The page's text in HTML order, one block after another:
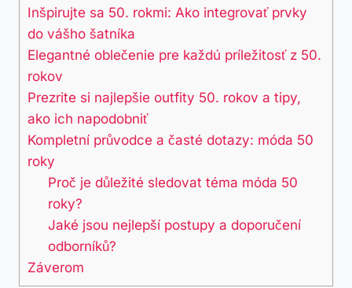
Inšpirujte sa 50. rokmi: Ako integrovať prvky
do vášho šatníka
Elegantné oblečenie pre každú príležitosť z 50.
rokov
Prezrite si najlepšie outfity 50. rokov a tipy,
ako ich napodobniť
Kompletní průvodce a časté dotazy: móda 50
roky
Proč je důležité sledovat téma móda 50
roky?
Jaké jsou nejlepší postupy a doporučení
odborníků?
Záverom